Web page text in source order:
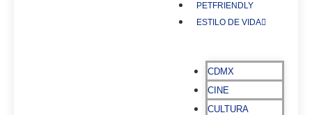
PETFRIENDLY
ESTILO DE VIDA
CDMX
CINE
CULTURA